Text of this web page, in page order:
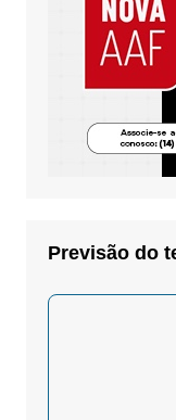
Previsão do